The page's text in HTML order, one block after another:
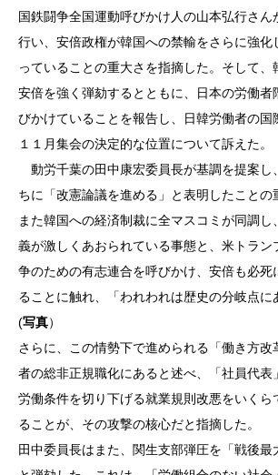
国鉄闘争全国運動呼びかけ人の山本弘行さん
行い、安倍政権が韓国への禁輸をさらに強化
っていることの重大さを指摘した。そして、
安倍を強く弾劾するとともに、日本の労働者
びかけていることを報告し、日韓労働者の国
１１月集会の決定的な位置について訴えた。
動労千葉の田中康宏委員長が基調を提案し
ちに「改憲論議を進める」と表明したことの
また韓国への経済制裁に全マスコミが同調し
義が激しくあおられている事態と、米トラン
争のための有志連合を呼びかけ、安倍も必死
ることに触れ、「われわれは歴史の分岐点に
(写真）
さらに、この情勢下で進められる「働き方改
者の総非正規職化にあると述べ、「社員代表
労働条件を切り下げる就業規則改悪をいくら
ることが、その攻撃の核心だと指摘した。
田中委員長はまた、関生支部弾圧を「戦後最